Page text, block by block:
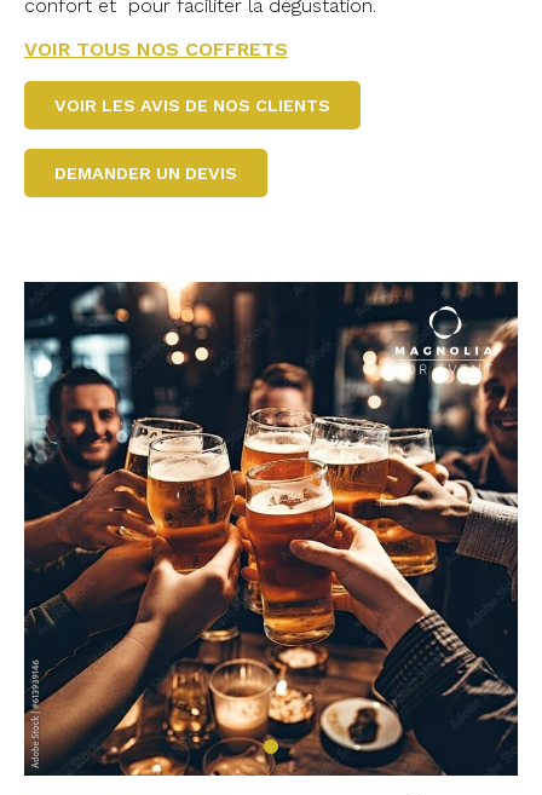
confort et pour faciliter la dégustation.
VOIR TOUS NOS COFFRETS
VOIR LES AVIS DE NOS CLIENTS
DEMANDER UN DEVIS